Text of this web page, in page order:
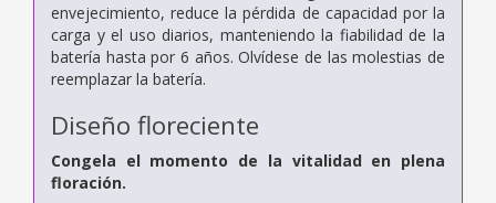
envejecimiento, reduce la pérdida de capacidad por la
carga y el uso diarios, manteniendo la fiabilidad de la
batería hasta por 6 años. Olvídese de las molestias de
reemplazar la batería.
Diseño floreciente
Congela el momento de la vitalidad en plena
floración.